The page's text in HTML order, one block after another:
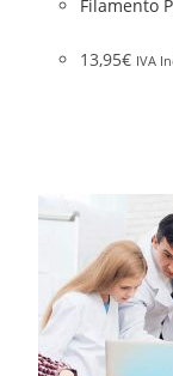
Filamento
13,95€ IVA